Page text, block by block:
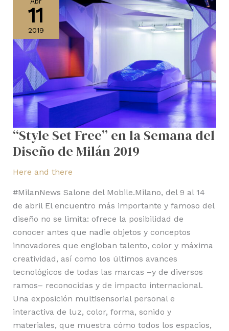
11
2019
“Style Set Free” en la Semana del
Diseño de Milán 2019
Here and there
#MilanNews Salone del Mobile.Milano, del 9 al 14
de abril El encuentro más importante y famoso del
diseño no se limita: ofrece la posibilidad de
conocer antes que nadie objetos y conceptos
innovadores que engloban talento, color y máxima
creatividad, así como los últimos avances
tecnológicos de todas las marcas –y de diversos
ramos– reconocidas y de impacto internacional.
Una exposición multisensorial personal e
interactiva de luz, color, forma, sonido y
materiales, que muestra cómo todos los espacios,
Free”
la
Semana
Diseño
de
Milán
2019